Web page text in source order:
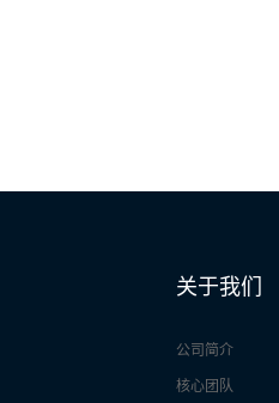
关于我们
公司简介
核心团队